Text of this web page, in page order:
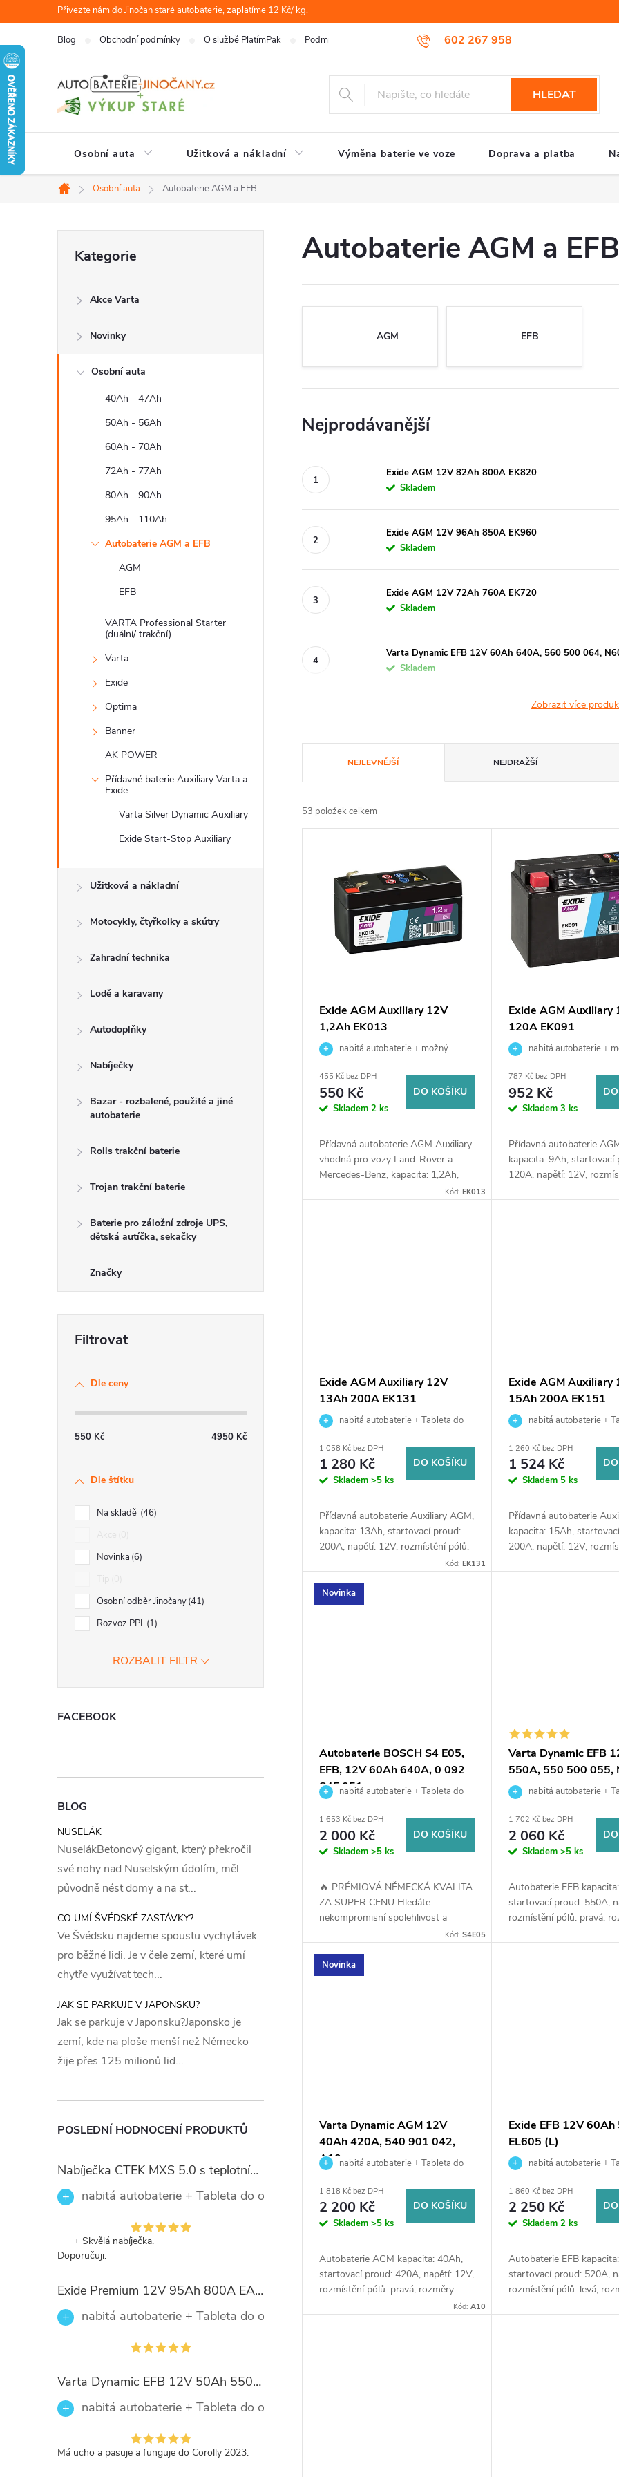
na
obsah
Přivezte nám do Jinočan staré autobaterie, zaplatíme 12 Kč/ kg.
602 267 958
Blog Obchodní podmínky O službě PlatímPak Podmínky ochrany osobních údajů Reklamační řád
HLEDAT
Osobní auta Užitková a nákladní Výměna baterie ve voze Doprava a platba
Domů
Osobní auta Autobaterie AGM a EFB
t
kategorie
Kategorie
Akce Varta
Novinky
Osobní auta
40Ah - 47Ah
50Ah - 56Ah
60Ah - 70Ah
72Ah - 77Ah
80Ah - 90Ah
95Ah - 110Ah
Autobaterie AGM a EFB
AGM
EFB
VARTA Professional Starter
(duální/ trakční)
Varta
Exide
Optima
Banner
AK POWER
Přídavné baterie Auxiliary Varta a
Exide
Varta Silver Dynamic Auxiliary
Exide Start-Stop Auxiliary
Užitková a nákladní
Motocykly, čtyřkolky a skútry
Zahradní technika
Lodě a karavany
Autodoplňky
Nabíječky
Bazar - rozbalené, použité a jiné
autobaterie
Rolls trakční baterie
Trojan trakční baterie
Baterie pro záložní zdroje UPS,
dětská autíčka, sekačky
Značky
Dle ceny
550 Kč 4950 Kč
Dle štítku
Na skladě 46
Novinka 6
Osobní odběr Jinočany 41
Rozvoz PPL 1
ROZBALIT FILTR
FACEBOOK
BLOG
NUSELÁK
NuselákBetonový gigant, který překročil
své nohy nad Nuselským údolím, měl
původně nést domy a na st...
CO UMÍ ŠVÉDSKÉ ZASTÁVKY?
Ve Švédsku najdeme spoustu vychytávek
pro běžné lidi. Je v čele zemí, které umí
chytře využívat tech...
JAK SE PARKUJE V JAPONSKU?
Jak se parkuje v Japonsku?Japonsko je
zemí, kde na ploše menší než Německo
žije přes 125 milionů lid...
POSLEDNÍ HODNOCENÍ PRODUKTŮ
Nabíječka CTEK MXS 5.0 s teplotním čidlem
nabitá autobaterie + Tableta do ostřikovačů (2 ks) + možný výkup staré baterie při doručení nebo
+ Skvělá nabíječka.
Doporučuji.
Exide Premium 12V 95Ah 800A EA954
nabitá autobaterie + Tableta do ostřikovačů (2 ks) + možný výkup staré baterie při doručení nebo
Varta Dynamic EFB 12V 50Ah 550A, 550 500 055, N50
nabitá autobaterie + Tableta do ostřikovačů (2 ks) + možný výkup staré baterie při doručení nebo v
Má ucho a pasuje a funguje do Corolly 2023.
Autobaterie AGM a EFB
AGM EFB
Nejprodávanější
Exide AGM 12V 82Ah 800A EK820
Skladem
Exide AGM 12V 96Ah 850A EK960
Skladem
Exide AGM 12V 72Ah 760A EK720
Skladem
Varta Dynamic EFB 12V 60Ah 640A, 560 500 064,
Skladem
Zobrazit více
a
z
ů
NEJLEVNĚJŠÍ NEJDRAŽŠÍ
53 položek celkem
k
Exide AGM Auxiliary 12V
1,2Ah EK013
nabitá autobaterie + možný
v prodejně Jinočany
455 Kč bez DPH
550 Kč
Skladem 2 ks
DO KOŠÍKU
Přídavná autobaterie AGM Auxiliary
vhodná pro vozy Land-Rover a
Mercedes-Benz, kapacita: 1,2Ah,
startovací proud: 18A, napětí: 12V,
Kód:EK013
Exide AGM Auxiliary
120A EK091
nabitá autobaterie +
v prodejně Jinočany
787 Kč bez DPH
952 Kč
Skladem3 ks
Přídavná autobaterie
kapacita: 9Ah, startovací
120A, napětí: 12V,
levá, rozměry: 150 x 90
Exide AGM Auxiliary 12V
13Ah 200A EK131
nabitá autobaterie + Tableta do
baterie při doručení nebo v prodejně
Jinočany
1 058 Kč bez DPH
1 280 Kč
Skladem >5 ks
DO KOŠÍKU
Přídavná autobaterie Auxiliary AGM,
kapacita: 13Ah, startovací proud:
200A, napětí: 12V, rozmístění pólů:
levá, rozměry: 150 x 90 x 145,
elektrické...
Kód:EK131
Exide AGM Auxiliary
15Ah 200A EK151
nabitá autobaterie +
baterie při doručení nebo v
Jinočany
1 260 Kč bez DPH
1 524 Kč
Skladem 5 ks
Přídavná autobaterie
kapacita: 15Ah,
200A, napětí: 12V,
levá, rozměry: 150 x 90
Novinka
Autobaterie BOSCH S4 E05,
EFB, 12V 60Ah 640A, 0 092
S4E 051nabitá autobaterie + Tableta do
baterie při doručení nebo v prodejně
Jinočany
1 653 Kč bez DPH
2 000 Kč
Skladem >5 ks
DO KOŠÍKU
🔥 PRÉMIOVÁ NĚMECKÁ KVALITA
ZA SUPER CENU Hledáte
nekompromisní spolehlivost a
jistotu, že nastartujete i v tom
(12V 60Ah 640A) s pokročilou...
Kód:S4E05
Varta Dynamic EFB
550A, 550 500 055,
nabitá autobaterie +
baterie při doručení nebo v
Jinočany
1 702 Kč bez DPH
2 060 Kč
Skladem>5 ks
Autobaterie EFB
startovací proud: 550A,
rozmístění pólů: pravá,
Novinka
Varta Dynamic AGM 12V
40Ah 420A, 540 901 042,
A10nabitá autobaterie + Tableta do
baterie při doručení nebo v prodejně
Jinočany
1 818 Kč bez DPH
2 200 Kč
Skladem >5 ks
DO KOŠÍKU
Autobaterie AGM kapacita: 40Ah,
startovací proud: 420A, napětí: 12V,
rozmístění pólů: pravá, rozměry:
175x 175 x 190. Prémiová baterie s
Kód:A10
Exide EFB 12V
EL605 (L)
nabitá autobaterie +
baterie při doručení nebo v
Jinočany
1 860 Kč bez DPH
2 250 Kč
Skladem2 ks
Autobaterie EFB
startovací proud: 520A,
rozmístění pólů: levá,
x 173 x 222, ideální